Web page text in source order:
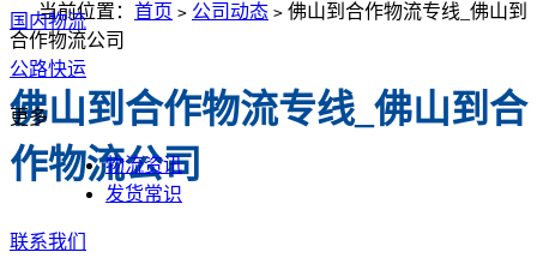
国内物流
公路快运
更多
物流资讯
发货常识
联系我们
当前位置： 首页 > 公司动态 > 佛山到合作物流专线_佛山到
合作物流公司
佛山到合作物流专线_佛山到合
作物流公司